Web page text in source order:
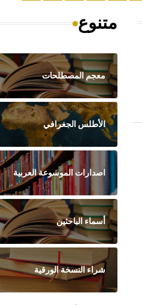
متنوع
معجم المصطلحات
الأطلس الجغرافي
اصدارات الموسوعة العربية
أسماء الباحثين
شراء النسخة الورقية